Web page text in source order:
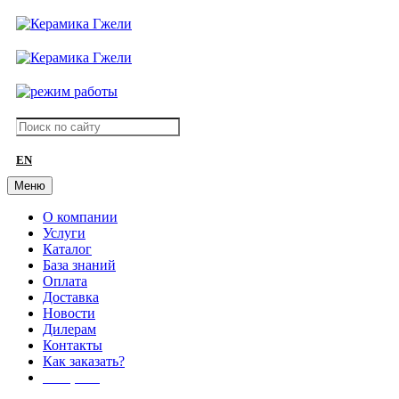
EN
Меню
О компании
Услуги
Каталог
База знаний
Оплата
Доставка
Новости
Дилерам
Контакты
Как заказать?